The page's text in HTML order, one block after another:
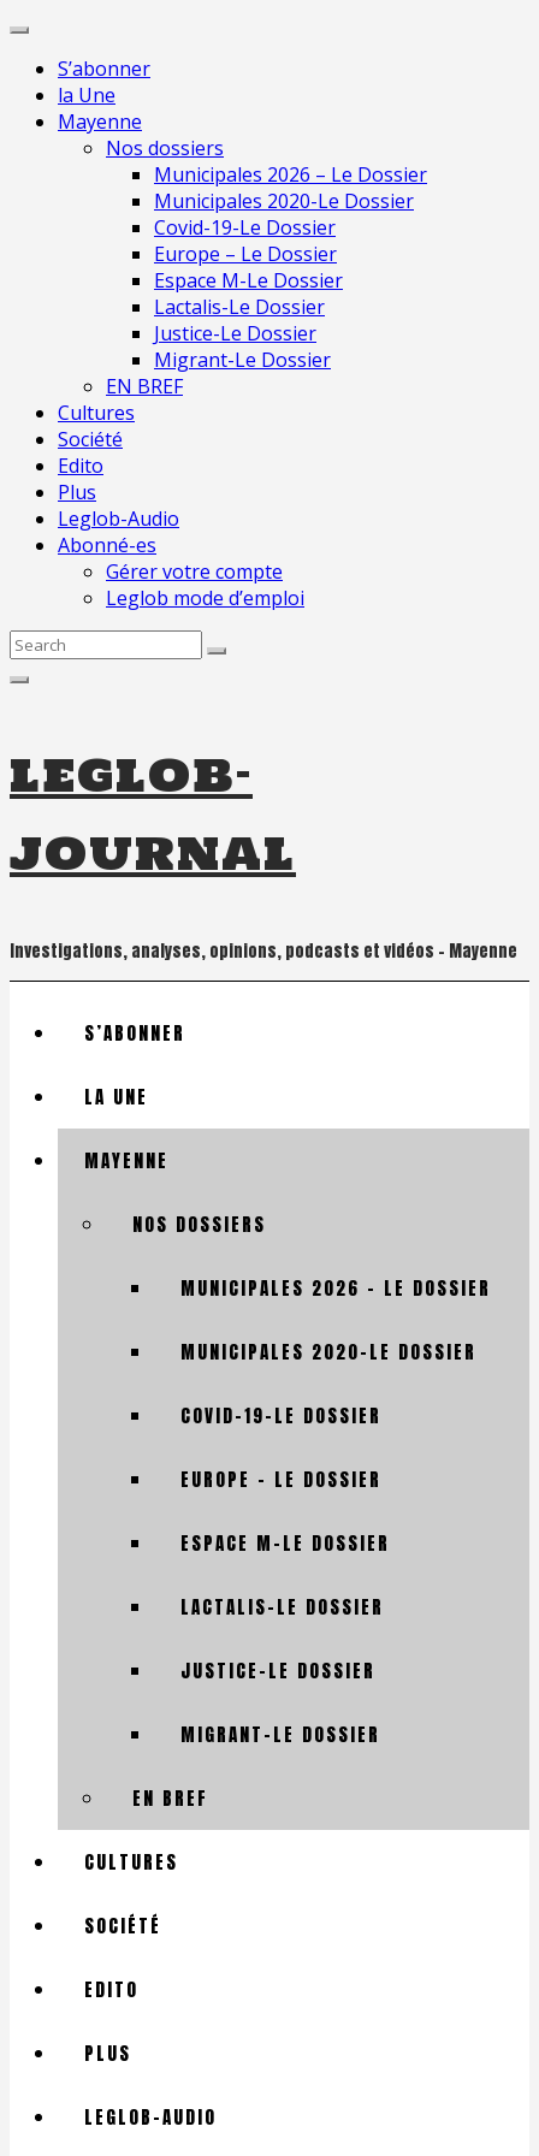
Skip
contentS’abonner
la Une
Mayenne
Nos dossiers
Municipales 2026 – Le Dossier
Municipales 2020-Le Dossier
Covid-19-Le Dossier
Europe – Le Dossier
Espace M-Le Dossier
Lactalis-Le Dossier
Justice-Le Dossier
Migrant-Le Dossier
EN BREF
Cultures
Société
Edito
Plus
Leglob-Audio
Abonné-es
Gérer votre compte
Leglob mode d’emploi
Search
leglob-
journal
Investigations, analyses, opinions, podcasts et vidéos – Mayenne
S’ABONNER
LA UNE
MAYENNE
NOS DOSSIERS
MUNICIPALES 2026 – LE DOSSIER
MUNICIPALES 2020-LE DOSSIER
COVID-19-LE DOSSIER
EUROPE – LE DOSSIER
ESPACE M-LE DOSSIER
LACTALIS-LE DOSSIER
JUSTICE-LE DOSSIER
MIGRANT-LE DOSSIER
EN BREF
CULTURES
SOCIÉTÉ
EDITO
PLUS
LEGLOB-AUDIO
indépendante en
Mayenne